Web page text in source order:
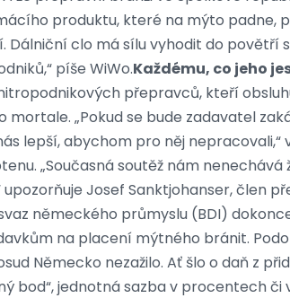
produktu, které na mýto padne,
Dálniční clo má sílu vyhodit do povětří
píše WiWo.Každému, co jeho
přepravců, kteří
mortale. „Pokud se bude zadavatel
lepší, abychom pro něj nepracovali,“
„Současná soutěž nám
Josef Sanktjohanser, člen
německého průmyslu (BDI)
na placení mýtného bránit.
Německo nezažilo. Ať šlo o daň z
bod“, jednotná sazba v procentech či